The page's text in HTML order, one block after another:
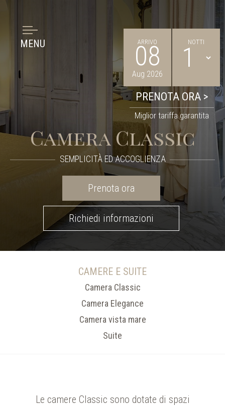
MENU ARRIVO
08
Aug 2026
NOTTI
Miglior tariffa garantita
Camera Classic
SEMPLICITÀ ED ACCOGLIENZA
Prenota ora
Richiedi informazioni
CAMERE E SUITE
Camera Classic
Camera Elegance
Camera vista mare
Suite
Le camere Classic sono dotate di spazi